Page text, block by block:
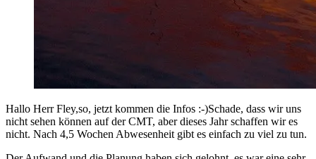
Hallo Herr Fley,so, jetzt kommen die Infos :-)Schade, dass wir uns
nicht sehen können auf der CMT, aber dieses Jahr schaffen wir es
nicht. Nach 4,5 Wochen Abwesenheit gibt es einfach zu viel zu tun.